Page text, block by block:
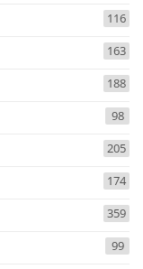
116
163
188
98
205
174
359
99